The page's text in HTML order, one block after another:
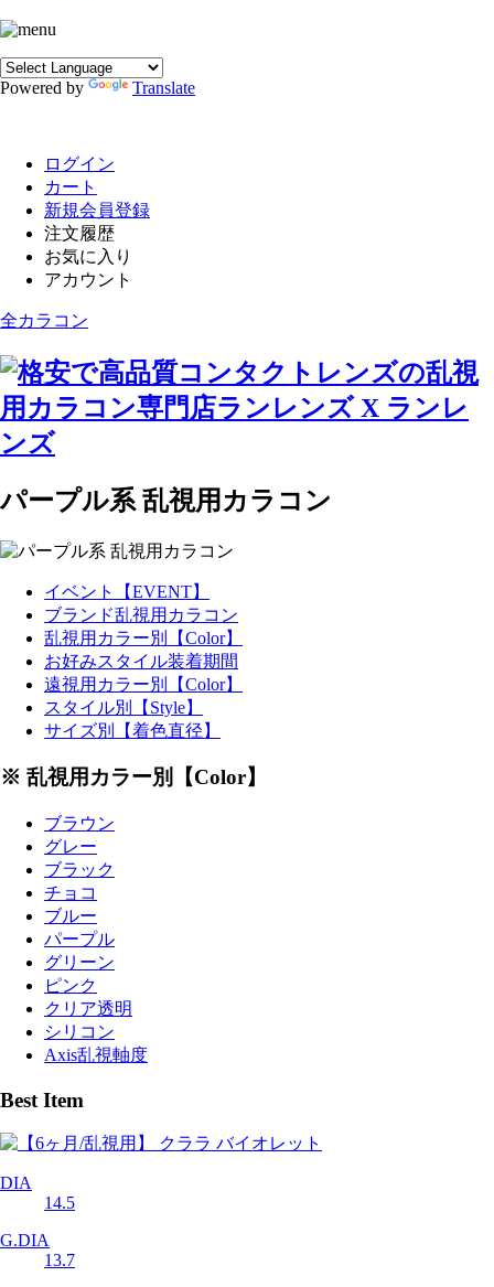
Powered by Translate
ログイン
カート
新規会員登録
注文履歴
お気に入り
アカウント
全カラコン
パープル系 乱視用カラコン
イベント【EVENT】
ブランド乱視用カラコン
乱視用カラー別【Color】
お好みスタイル装着期間
遠視用カラー別【Color】
スタイル別【Style】
サイズ別【着色直径】
※ 乱視用カラー別【Color】
ブラウン
グレー
ブラック
チョコ
ブルー
パープル
グリーン
ピンク
クリア透明
シリコン
Axis乱視軸度
Best Item
DIA
14.5
G.DIA
13.7